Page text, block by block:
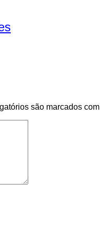
são marcados com